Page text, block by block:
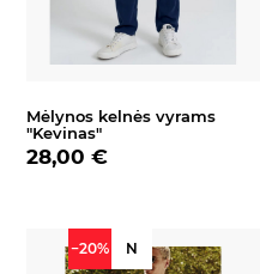
Mėlynos kelnės vyrams
"Kevinas"
28,00 €
−20% N